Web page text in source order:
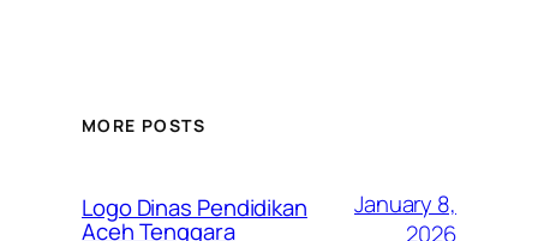
MORE POSTS
Logo Dinas Pendidikan
Aceh Tenggara
January 8,
2026